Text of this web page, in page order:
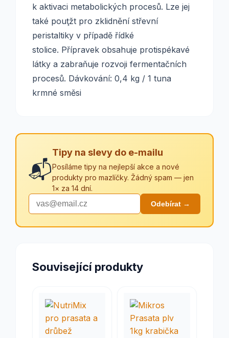
k aktivaci metabolických procesů. Lze jej
také pouţžt pro zklidnění střevní
peristaltiky v případě řídké
stolice. Přípravek obsahuje protispékavé
látky a zabraňuje rozvoji fermentačních
procesů. Dávkování: 0,4 kg / 1 tuna
krmné směsi
📬
Tipy na slevy do e-mailu
Posíláme tipy na nejlepší akce a nové
produkty pro mazlíčky. Žádný spam — jen
1× za 14 dní.
Odebírat →
Související produkty